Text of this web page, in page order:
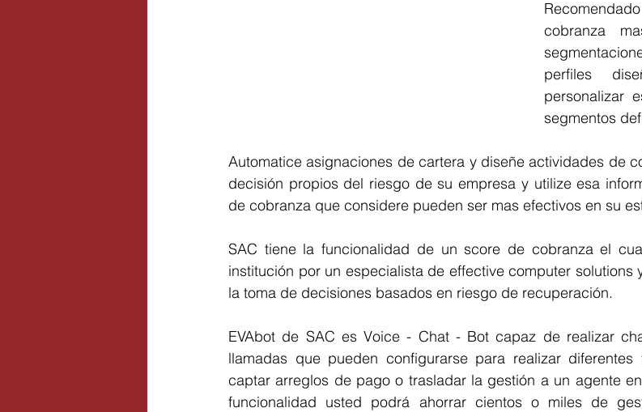
cobranza
perfiles
personalizar
segmentos
Automatice asignaciones de cartera y diseñe actividades de
decisión propios del riesgo de su empresa y utilize esa
de cobranza que considere pueden ser mas efectivos en su
SAC tiene la funcionalidad de un score de cobranza el
institución por un especialista de effective computer
la toma de decisiones basados en riesgo de recuperación.
EVAbot de SAC es Voice - Chat - Bot capaz de realizar
llamadas que pueden configurarse para realizar
captar arreglos de pago o trasladar la gestión a un agente
funcionalidad usted podrá ahorrar cientos o miles de